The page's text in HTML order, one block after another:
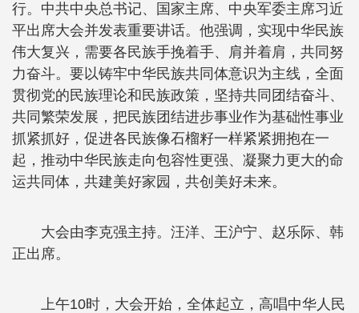
行。中共中央总书记、国家主席、中央军委主席习近
平出席大会并发表重要讲话。他强调，实现中华民族
伟大复兴，需要各民族手挽着手、肩并着肩，共同努
力奋斗。要以铸牢中华民族共同体意识为主线，全面
贯彻党的民族理论和民族政策，坚持共同团结奋斗、
共同繁荣发展，把民族团结进步事业作为基础性事业
抓紧抓好，促进各民族像石榴籽一样紧紧拥抱在一
起，推动中华民族走向包容性更强、凝聚力更大的命
运共同体，共建美好家园，共创美好未来。
大会由李克强主持。汪洋、王沪宁、赵乐际、韩
正出席。
上午10时，大会开始，全体起立，高唱中华人民